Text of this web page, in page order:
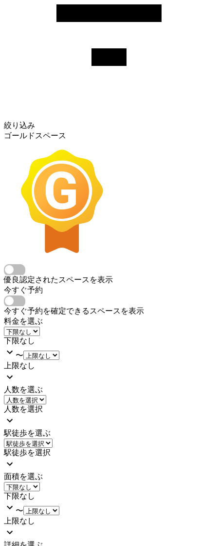
絞り込み
ゴールドスペース
優良認定されたスペースを表示
今すぐ予約
今すぐ予約を確定できるスペースを表示
料金を選ぶ
下限なし
〜
上限なし
人数を選ぶ
人数を選択
駅徒歩を選ぶ
駅徒歩を選択
面積を選ぶ
下限なし
〜
上限なし